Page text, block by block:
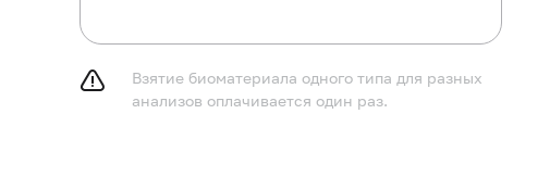
Взятие биоматериала одного типа для разных
анализов оплачивается один раз.